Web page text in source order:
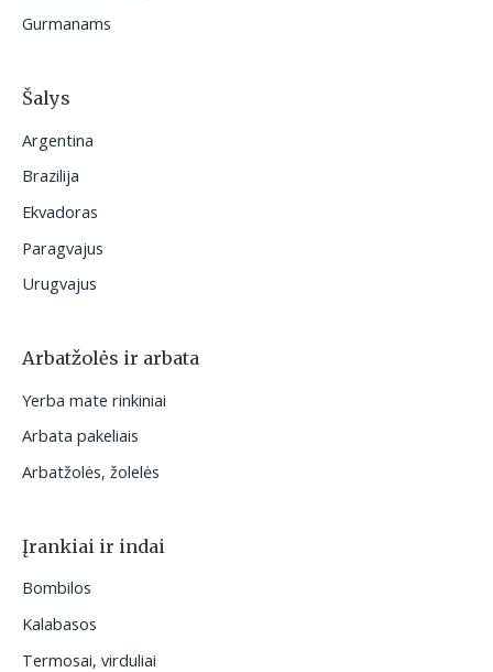
Gurmanams
Šalys
Argentina
Brazilija
Ekvadoras
Paragvajus
Urugvajus
Arbatžolės ir arbata
Yerba mate rinkiniai
Arbata pakeliais
Arbatžolės, žolelės
Įrankiai ir indai
Bombilos
Kalabasos
Termosai, virduliai